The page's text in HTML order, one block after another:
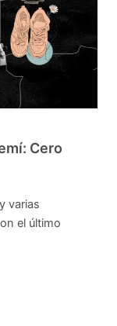
Cero
varias
el último